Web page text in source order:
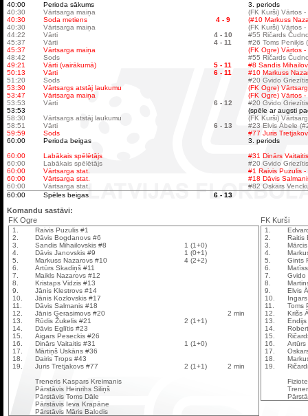
40:00
Perioda sākums
3. periods
40:30
Vārtsarga maiņa
(FK Kurši) Vārtos
40:30
Soda metiens 4 - 9
(#10 Markuss
40:30
Vārtsarga maiņa
(FK Kurši) Vārtos
44:22
Vārti 4 - 10
#55 Ričards
45:37
Vārti 4 - 11
#26 Toms Peniķis
45:37
Vārtsarga maiņa
(FK Ogre) Vārtos
48:42
Sods
#55 Ričards
49:21
Vārti (vairākumā) 5 - 11
#8 Sandis
50:13
Vārti 6 - 11
#10 Markuss
51:20
Sods
#20 Gvido
53:30
Vārtsargs atstāj laukumu
(FK Ogre)
53:47
Vārtsarga maiņa
(FK Ogre) Vārtos
53:53
Vārti 6 - 12
#20 Gvido
53:53
(spēle ar augsti
58:30
Vārtsargs atstāj laukumu
(FK Kurši)
58:51
Vārti 6 - 13
#23 Elvis Ābele
59:59
Sods
#77 Juris
60:00
Perioda beigas
3. periods
60:00
Labākais spēlētājs
#31 Dinārs Vaitaitis
60:00
Labākais spēlētājs
#20 Gvido Griezītis
60:00
Vārtsarga stat.
#1 Raivis Puzulis
60:00
Vārtsarga stat.
#18 Dāvis
60:00
Vārtsarga stat.
#82 Oskars
60:00
Spēles beigas 6 - 13
Komandu sastāvi:
FK Ogre
FK Kurši
1.
Raivis Puzulis #1
2.
Dāvis Bogdanovs #6
3.
Sandis Mihailovskis #8
1 (1+0)
4.
Dāvis Janovskis #9
1 (0+1)
5.
Markuss Nazarovs #10
4 (2+2)
6.
Artūrs Skadiņš #11
7.
Maikls Nazarovs #12
8.
Kristaps Vidzis #13
9.
Jānis Klestrovs #14
10.
Jānis Kozlovskis #17
11.
Dāvis Salmanis #18
12.
Jānis Gerasimovs #20
2 min
13.
Rūdis Žukelis #21
2 (1+1)
14.
Dāvis Eglītis #23
15.
Aigars Peseckis #26
16.
Dinārs Vaitaitis #31
1 (1+0)
17.
Mārtiņš Uskāns #36
18.
Dairis Trops #43
19.
Juris Tretjakovs #77 2 (1+1)
2 min
Treneris Kaspars Kreimanis
Pārstāvis Heinrihs Siliņš
Pārstāvis Toms Dāle
Pārstāvis Ieva Krapāne
Pārstāvis Māris Balodis
1.
2.
Raitis
3.
4.
5.
Gints
6.
7.
Gvido
8.
9.
Elvis
10.
11.
Toms
12.
Krišs
13.
14.
15.
16.
Artūrs
17.
18.
19.